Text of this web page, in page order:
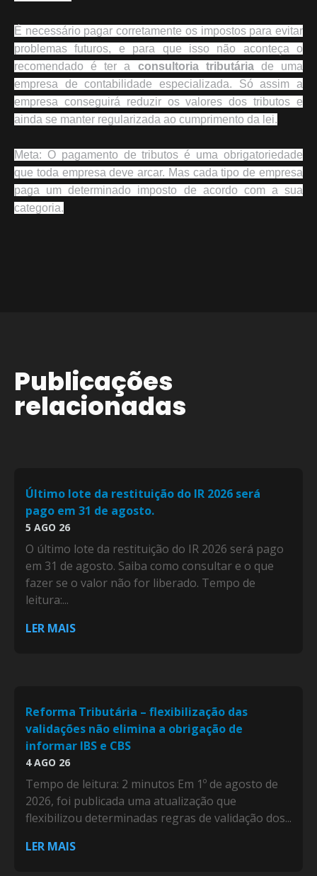
É necessário pagar corretamente os impostos para evitar
problemas futuros, e para que isso não aconteça o
recomendado é ter a consultoria tributária de uma
empresa de contabilidade especializada. Só assim a
empresa conseguirá reduzir os valores dos tributos e
ainda se manter regularizada ao cumprimento da lei.
Meta: O pagamento de tributos é uma obrigatoriedade
que toda empresa deve arcar. Mas cada tipo de empresa
paga um determinado imposto de acordo com a sua
categoria.
Publicações
relacionadas
Último lote da restituição do IR 2026 será
pago em 31 de agosto.
5 AGO 26
O último lote da restituição do IR 2026 será pago
em 31 de agosto. Saiba como consultar e o que
fazer se o valor não for liberado. Tempo de
leitura:...
LER MAIS
Reforma Tributária – flexibilização das
validações não elimina a obrigação de
informar IBS e CBS
4 AGO 26
Tempo de leitura: 2 minutos Em 1º de agosto de
2026, foi publicada uma atualização que
flexibilizou determinadas regras de validação dos...
LER MAIS